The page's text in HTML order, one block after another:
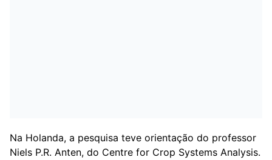
Na Holanda, a pesquisa teve orientação do professor
Niels P.R. Anten, do Centre for Crop Systems Analysis.